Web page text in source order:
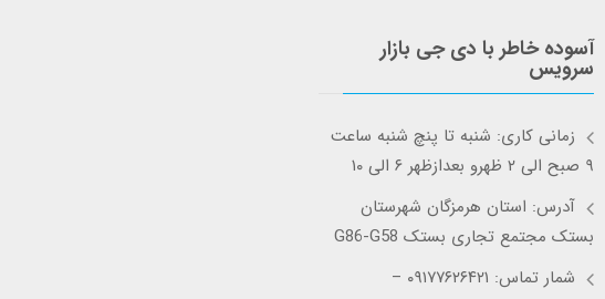
آسوده خاطر با دی جی بازار
سرویس
زمانی کاری: شنبه تا پنچ شنبه ساعت
۹ صبح الی ۲ ظهرو بعدازظهر ۶ الی ۱۰
آدرس: استان هرمزگان شهرستان
بستک مجتمع تجاری بستک G86-G58
شمار تماس: ۰۹۱۷۷۶۲۶۴۲۱ –